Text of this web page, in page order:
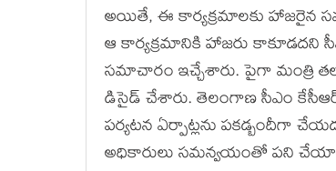
అయితే, ఈ కార్య‌క్ర‌మాల‌కు హాజ‌రైన
ఆ కార్య‌క్ర‌మానికి హాజ‌రు కాకూడ‌ద‌ని
స‌మాచారం ఇచ్చేశారు. పైగా మంత్రి
డిసైడ్ చేశారు. తెలంగాణ సీఎం
పర్యటన ఏర్పాట్లను పకడ్బందీగా
అధికారులు సమన్వయంతో పని